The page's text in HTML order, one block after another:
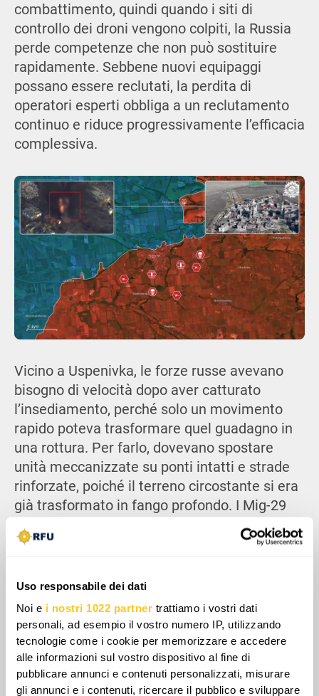
Uso responsabile dei dati
Noi e i nostri 1022 partner trattiamo i vostri dati
personali, ad esempio il vostro numero IP, utilizzando
tecnologie come i cookie per memorizzare e accedere
alle informazioni sul vostro dispositivo al fine di
pubblicare annunci e contenuti personalizzati, misurare
gli annunci e i contenuti, ricercare il pubblico e sviluppare
combattimento, quindi quando i siti di
controllo dei droni vengono colpiti, la Russia
perde competenze che non può sostituire
rapidamente. Sebbene nuovi equipaggi
possano essere reclutati, la perdita di
operatori esperti obbliga a un reclutamento
continuo e riduce progressivamente l’efficacia
complessiva.
Vicino a Uspenivka, le forze russe avevano
bisogno di velocità dopo aver catturato
l’insediamento, perché solo un movimento
rapido poteva trasformare quel guadagno in
una rottura. Per farlo, dovevano spostare
unità meccanizzate su ponti intatti e strade
rinforzate, poiché il terreno circostante si era
già trasformato in fango profondo. I Mig-29
ucraini hanno colpito quei passaggi chiave,
fermando l’avanzata e costringendo le truppe
gran parte a piedi, mentre i veicoli faticavano
a tenere il passo.